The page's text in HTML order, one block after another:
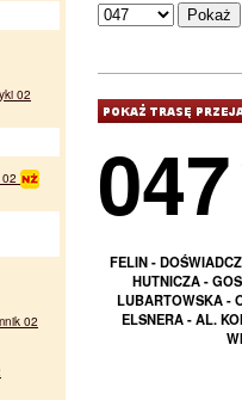
047
FELIN -
HUTNICZA -
LUBARTOWSKA -
ELSNERA - AL.
02
02